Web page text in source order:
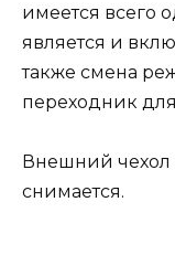
имеется всего
является и
также смена
переходник
Внешний чехол
снимается.